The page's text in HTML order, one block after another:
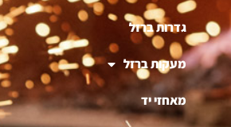
גדרות ברזל
מעקות ברזל
מאחזי יד